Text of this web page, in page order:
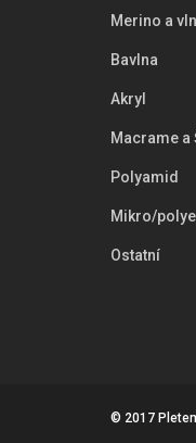
Merino a
Bavlna
Akryl
Macrame a
Polyamid
Mikro/
Ostatní
© 2017